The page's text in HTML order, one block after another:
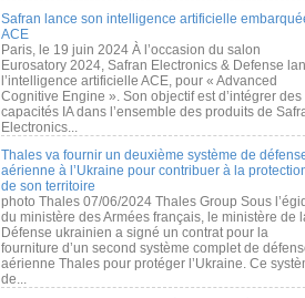
Safran lance son intelligence artificielle
ACE
Paris, le 19 juin 2024 À l’occasion du salon
Eurosatory 2024, Safran Electronics & Defense
l’intelligence artificielle ACE, pour « Advanced
Cognitive Engine ». Son objectif est d’intégrer des
capacités IA dans l’ensemble des produits de
Electronics...
Thales va fournir un deuxième système de
aérienne à l’Ukraine pour contribuer à la
de son territoire
photo Thales 07/06/2024 Thales Group Sous
du ministère des Armées français, le ministère de
Défense ukrainien a signé un contrat pour la
fourniture d’un second système complet de
aérienne Thales pour protéger l’Ukraine. Ce
de...